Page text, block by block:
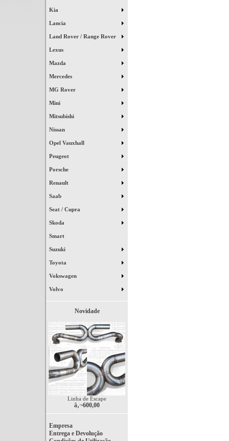
Kia
Lancia
Land Rover / Range Rover
Lexus
Mazda
Mercedes
MG Rover
Mini
Mitsubishi
Nissan
Opel Vauxhall
Peugeot
Porsche
Renault
Saab
Seat / Cupra
Skoda
Smart
Suzuki
Toyota
Vokswagen
Volvo
Novidade
Linha de Escape
â‚¬600,00
Empresa
Entrega e Devolução